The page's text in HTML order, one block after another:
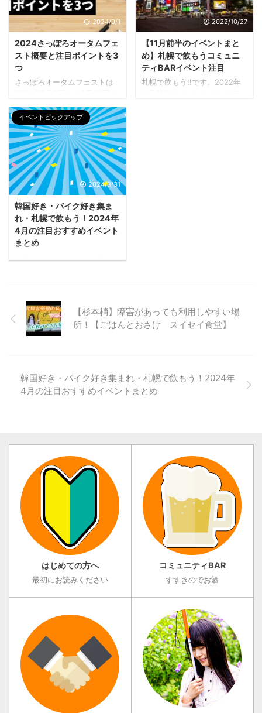
9月もまだまだ札幌は暑そうな
雰囲気…暑さに対抗するにはお
いしいビールが不可欠ですよ
ね！ こちらのさつのもSNSも
チェック!! FBページ イベント
情報LINE 掲載していたけれど
のもあります。開催見合わせ
になったイベントです。開催
のお声をいただければまた企
画を検 ...
園を埋め尽くす巨大なビアガ
ーデンから、すすきのの夜を
熱狂させる祭りまで、札幌の
夏を盛り上げる4つのメイン行
事が街をフルカラーに染め上
げます。 仕事帰りの一杯も、
家族で歩くアーケードも、旅
先で踊る輪の中も。2026年の
夏を彩る、各イベントの詳細
2024/9/1
2024さっぽろオータムフェ
スト概要と注目ポイントを3
つ
さっぽろオータムフェストは
通り、札幌市中心部の大通公
園で行われ、約1kmにわたる7
つのエリアに300店舗以上が出
店する大規模なグルメイベン
トとなります。 北海道の食を
メインテーマに、道内各地の
特産品や旬の食材、ご当地グ
ルメなどが集結します。 注目
ポイント 多彩な会場構成 各会
場が異なるコンセプトで構成
されており、様々な北海道グ
ルメを楽しめます。特に5丁目
の「北海道 BAKU BAKU
PARK」は2023年に好評だった
2022/10/27
【11月前半のイベントまと
め】札幌で飲もうコミュニ
ティBARイベント注目
札幌で飲もう!!です。2022年
イベントピックアップ
2024/3/31
韓国好き・バイク好き集ま
れ・札幌で飲もう！2024年
4月の注目おすすめイベント
まとめ
ズンの開始。お出かけも楽し
くなりますね！韓流好きな人
むけや、gourmet系など新しい
イベントがどんどんはいって
のイベント！韓流好き・バイ
ク好きなど気になるものがあ
ール 4月4日木曜日 19時～21
【杉本梢】障害があっても利用しやすい場
所！【ごはんとおさけ スイセイ食堂】
韓国好き・バイク好き集まれ・札幌で飲もう！2024年
4月の注目おすすめイベントまとめ
はじめての方へ
最初にお読みください
コミュニティBAR
すすきのでお酒